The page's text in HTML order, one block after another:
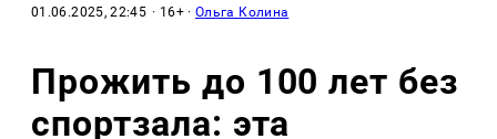
01.06.2025, 22:45 · 16+ ·Ольга Колина
Прожить до 100 лет без
спортзала: эта